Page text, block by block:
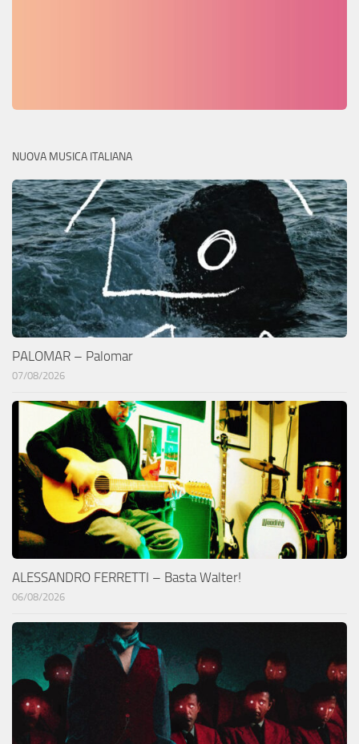
NUOVA MUSICA ITALIANA
PALOMAR – Palomar
07/08/2026
ALESSANDRO FERRETTI – Basta Walter!
06/08/2026